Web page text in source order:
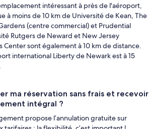
intéressant à près de l'aéroport,
à moins de 10 km de Université de Kean, The
(centre commercial) et Prudential
Rutgers de Neward et New Jersey
Center sont également à 10 km de distance.
international Liberty de Newark est à 15
ma réservation sans frais et recevoir
intégral ?
propose l’annulation gratuite sur